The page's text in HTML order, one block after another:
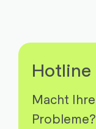
Hotline
Macht